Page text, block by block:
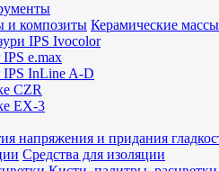
Керамические
IPS Ivocolor
e.max
IPS InLine A-D
CZR
EX-3
Средства для изоляции